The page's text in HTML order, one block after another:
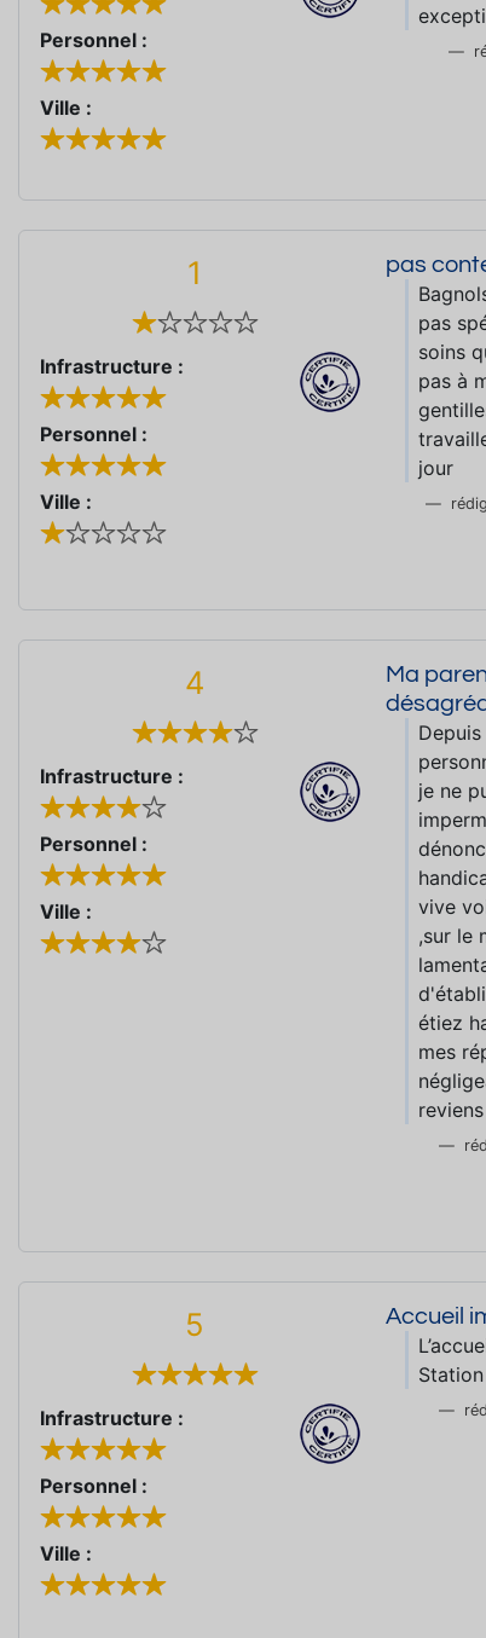
Personnel :
Ville :
1
Infrastructure :
Personnel :
Ville :
pas
pas
soins
pas à
jour
4
Infrastructure :
Personnel :
Ville :
Ma
je ne
vive
,sur le
étiez
mes
5
Infrastructure :
Personnel :
Ville :
Accueil